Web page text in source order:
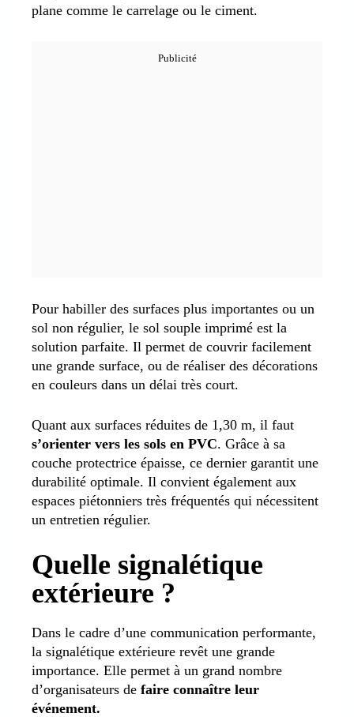
plane comme le carrelage ou le ciment.
Pour habiller des surfaces plus importantes ou un
sol non régulier, le sol souple imprimé est la
solution parfaite. Il permet de couvrir facilement
une grande surface, ou de réaliser des décorations
en couleurs dans un délai très court.
Quant aux surfaces réduites de 1,30 m, il faut
s’orienter vers les sols en PVC. Grâce à sa
couche protectrice épaisse, ce dernier garantit une
durabilité optimale. Il convient également aux
espaces piétonniers très fréquentés qui nécessitent
un entretien régulier.
Quelle signalétique
extérieure ?
Dans le cadre d’une communication performante,
la signalétique extérieure revêt une grande
importance. Elle permet à un grand nombre
d’organisateurs de faire connaître leur
événement.